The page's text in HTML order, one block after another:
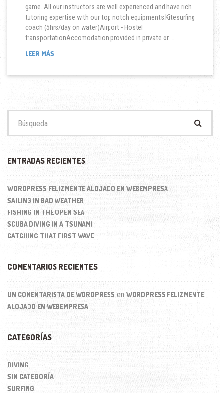
game. All our instructors are well experienced and have rich
tutoring expertise with our top notch equipments.Kitesurfing
coach (5hrs/day on water)Airport - Hostel
transportationAccomodation provided in private or …
LEER MÁSADVANCED
ENTRADAS RECIENTES
WORDPRESS FELIZMENTE ALOJADO EN WEBEMPRESA
SAILING IN BAD WEATHER
FISHING IN THE OPEN SEA
SCUBA DIVING IN A TSUNAMI
CATCHING THAT FIRST WAVE
COMENTARIOS RECIENTES
UN COMENTARISTA DE WORDPRESS en WORDPRESS FELIZMENTE
ALOJADO EN WEBEMPRESA
CATEGORÍAS
DIVING
SIN CATEGORÍA
SURFING